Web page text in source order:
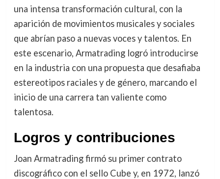
una intensa transformación cultural, con la
aparición de movimientos musicales y sociales
que abrían paso a nuevas voces y talentos. En
este escenario, Armatrading logró introducirse
en la industria con una propuesta que desafiaba
estereotipos raciales y de género, marcando el
inicio de una carrera tan valiente como
talentosa.
Logros y contribuciones
Joan Armatrading firmó su primer contrato
discográfico con el sello Cube y, en 1972, lanzó